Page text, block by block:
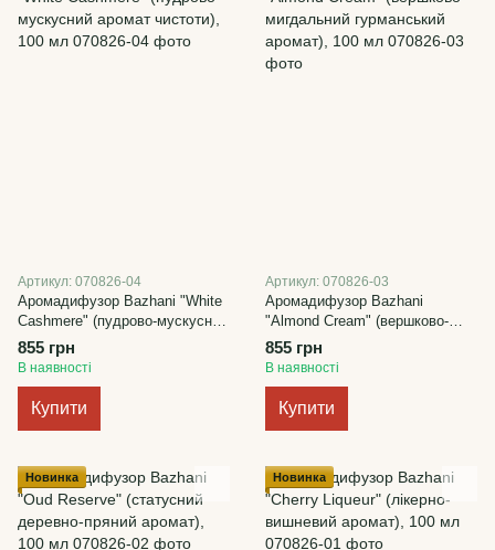
Артикул: 070826-04
Аромадифузор Bazhani "White
Cashmere" (пудрово-мускусний
аромат чистоти), 100 мл
855 грн
В наявності
Купити
Артикул: 070826-03
Аромадифузор Bazhani
"Almond Cream" (вершково-
мигдальний гурманський
аромат), 100 мл
855 грн
В наявності
Купити
Новинка Новинка